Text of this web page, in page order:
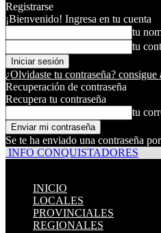
Registrarse
¡Bienvenido! Ingresa en tu cuenta
tu
tu
¿Olvidaste tu contraseña? consigue
Recuperación de contraseña
Recupera tu contraseña
tu
Se te ha enviado una contraseña
INFO CONQUISTADORES
INICIO
LOCALES
PROVINCIALES
REGIONALES